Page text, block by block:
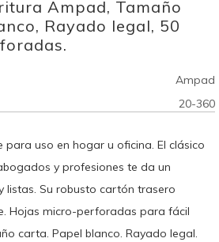
Ampad, Tamaño
Rayado legal, 50
Ampad
20-360
uso en hogar u oficina. El clásico
y profesiones te da un
listas. Su robusto cartón trasero
Hojas micro-perforadas para fácil
carta. Papel blanco. Rayado legal.